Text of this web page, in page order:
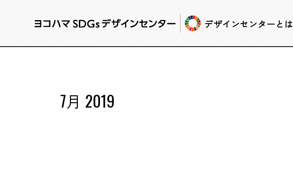
デザインセンターとは
7月 2019